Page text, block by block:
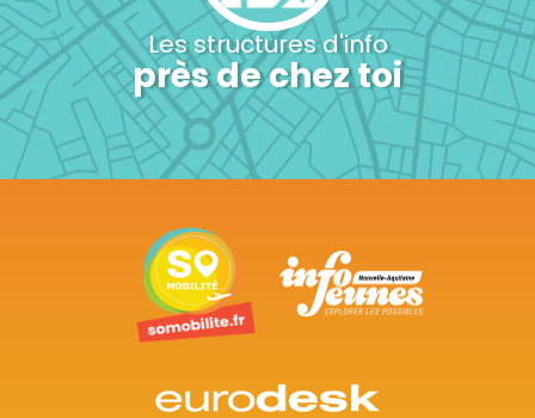
Les structures d'info
près de chez toi